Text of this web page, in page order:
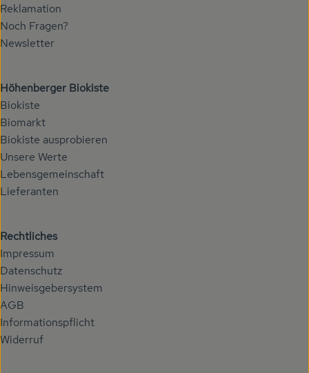
Reklamation
Noch Fragen?
Newsletter
Höhenberger Biokiste
Biokiste
Biomarkt
Biokiste ausprobieren
Unsere Werte
Lebensgemeinschaft
Lieferanten
Rechtliches
Impressum
Datenschutz
Hinweisgebersystem
AGB
Informationspflicht
Widerruf